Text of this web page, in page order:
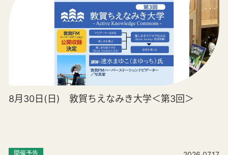
8月30日(日) 敦賀ちえなみき大学＜第3回＞
開催予告